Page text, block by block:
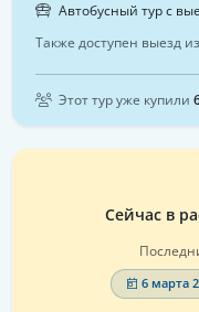
Сейчас в
6 марта
Автобусный тур с
Также доступен выезд
Этот тур уже купили